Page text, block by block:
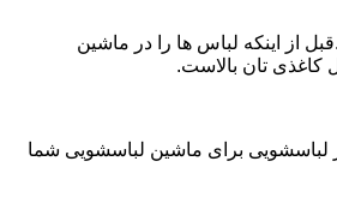
از اینکه لباس ها را در ماشین
کاغذی تان بالاست.
لباسشویی برای ماشین لباسشویی شما